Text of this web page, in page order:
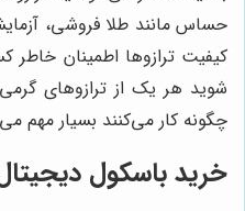
حساس مانند طلا فروشی،
کیفیت ترازوها اطمینان
شوید هر یک از ترازوهای
چگونه کار می‌کنند بسیار مهم
خرید باسکول دیجیتال 500